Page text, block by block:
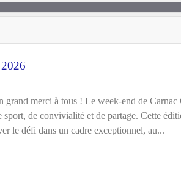
grand merci à tous ! Le week-end de
sport, de convivialité et de partage. Cette
le défi dans un cadre exceptionnel, au...